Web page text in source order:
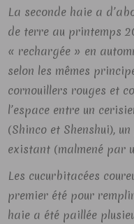
La seconde haie a
de terre au printemps
« rechargée » en
selon les mêmes
cornouillers rouges et
l’espace entre un
(Shinco et Shenshui),
existant (malmené par
Les cucurbitacées
premier été pour
haie a été paillée